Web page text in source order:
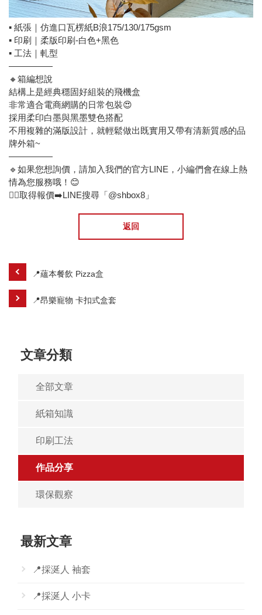
▪ 紙張｜仿進口瓦楞紙B浪175/130/175gsm
▪ 印刷｜柔版印刷-白色+黑色
▪ 工法｜軋型
—————
🔸箱編想說
結構上是經典穩固好組裝的飛機盒
非常適合電商網購的日常包裝😍
採用柔印白墨與黑墨雙色搭配
不用複雜的滿版設計，就輕鬆做出既實用又帶有清新質感的品
牌外箱~
—————
🔹如果您想詢價，請加入我們的官方LINE，小編們會在線上熱
情為您服務哦！😊
🙋‍♂️取得報價➡️LINE搜尋「@shbox8」
返回
📍蘊本餐飲 Pizza盒
📍昂樂寵物 卡扣式盒套
文章分類
全部文章
紙箱知識
印刷工法
作品分享
環保觀察
最新文章
📍採涎人 袖套
📍採涎人 小卡